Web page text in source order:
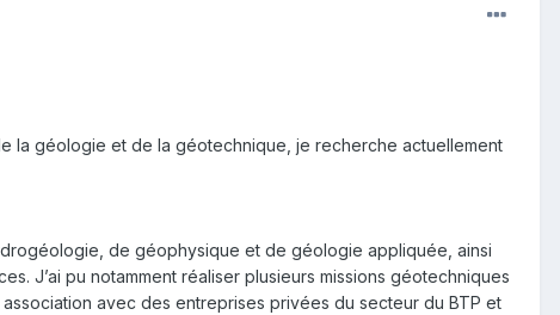
la géologie et de la géotechnique, je recherche actuellement
de géophysique et de géologie appliquée, ainsi
J’ai pu notamment réaliser plusieurs missions géotechniques
avec des entreprises privées du secteur du BTP et